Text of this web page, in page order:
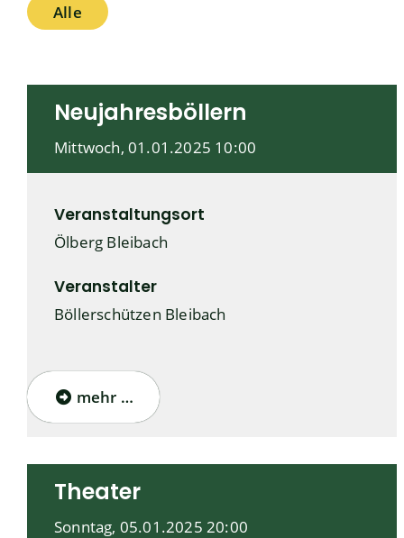
Alle
Neujahresböllern
Mittwoch, 01.01.2025 10:00
Veranstaltungsort
Ölberg Bleibach
Veranstalter
Böllerschützen Bleibach
mehr …
Theater
Sonntag, 05.01.2025 20:00